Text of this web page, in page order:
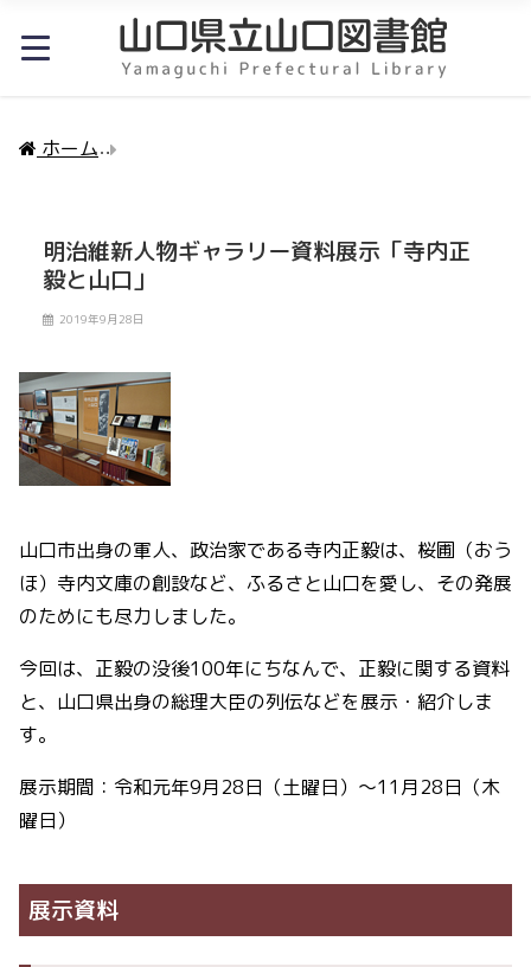
ホーム
明治維新人物ギャラリー資料展示「寺内正
毅と山口」
2019年9月28日
山口市出身の軍人、政治家である寺内正毅は、桜圃（おう
ほ）寺内文庫の創設など、ふるさと山口を愛し、その発展
のためにも尽力しました。
今回は、正毅の没後100年にちなんで、正毅に関する資料
と、山口県出身の総理大臣の列伝などを展示・紹介しま
す。
展示期間：令和元年9月28日（土曜日）～11月28日（木
曜日）
展示資料